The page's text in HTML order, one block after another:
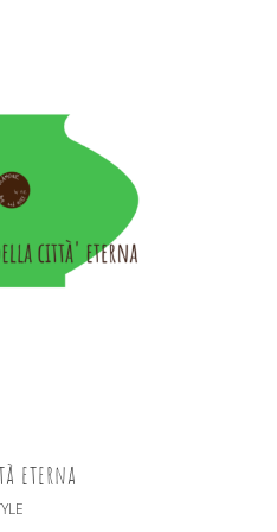
eterna